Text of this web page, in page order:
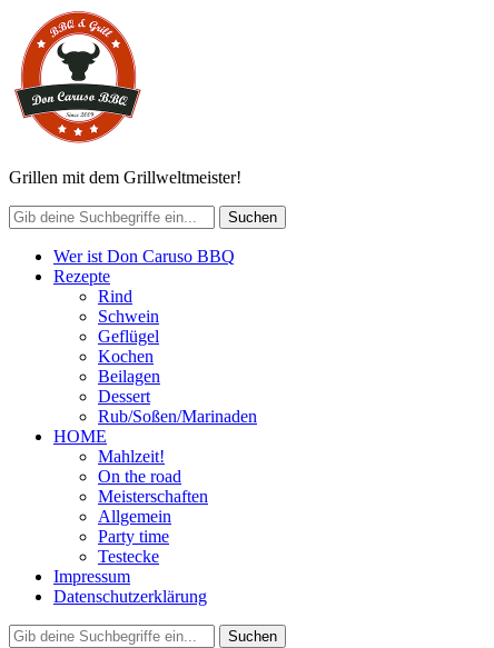
Grillen mit dem Grillweltmeister!
Wer ist Don Caruso BBQ
Rezepte
Rind
Schwein
Geflügel
Kochen
Beilagen
Dessert
Rub/Soßen/Marinaden
HOME
Mahlzeit!
On the road
Meisterschaften
Allgemein
Party time
Testecke
Impressum
Datenschutzerklärung